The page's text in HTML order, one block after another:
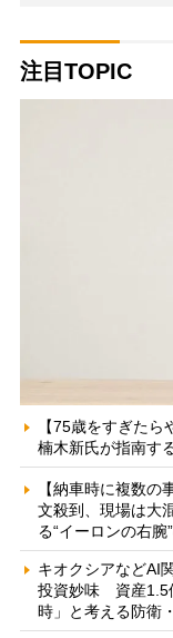
注目TOPIC
【75歳をすぎた
楠木新氏が指南す
【納車時に複数の
文殺到、現場は大
る“イーロンの右腕
キオクシアなどAI
投資妙味 資産1.5
時」と考える防衛